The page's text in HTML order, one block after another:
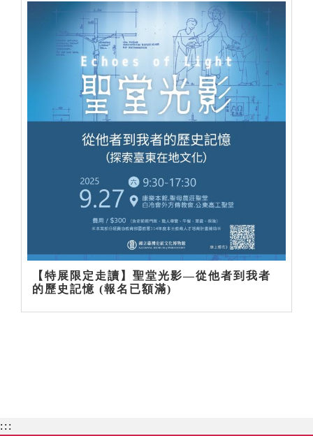
【特展限定走讀】聖堂光影—從他者到我者
的歷史記憶 (報名已額滿)
:::